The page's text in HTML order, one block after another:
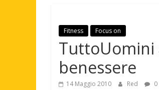
Motori,
gay
news
moda
Fitness Focus on
TuttoUomini
benessere
14 Maggio 2010 Red